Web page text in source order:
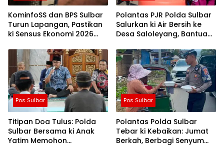
KominfoSS dan BPS Sulbar
Turun Lapangan, Pastikan
ki Sensus Ekonomi 2026
Akurat
Polantas PJR Polda Sulbar
Salurkan ki Air Bersih ke
Desa Saloleyang, Bantuan
Kemarau
Pos Sulbar
Titipan Doa Tulus: Polda
Sulbar Bersama ki Anak
Yatim Memohon
Pos Sulbar
Polantas Polda Sulbar
Tebar ki Kebaikan: Jumat
Berkah, Berbagi Senyum